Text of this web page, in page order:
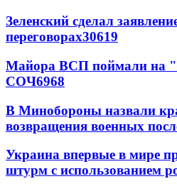
Зеленский сделал
переговорах30619
Майора ВСП поймали на
СОЧ6968
В Минобороны назвали
возвращения военных
Украина впервые в мире
штурм с использованием